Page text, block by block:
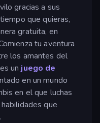
gracias a sus
que quieras,
gratuita, en
tu aventura
los amantes del
es un juego de
en un mundo
en el que luchas
que